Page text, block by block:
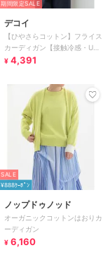
期間限定SALE
デコイ
【ひやさらコットン】フライス
カーディガン【接触冷感・UV
カット】
¥ 4,391
SALE
¥888ｸｰﾎﾟﾝ
ノップドゥノッド
オーガニックコットンはおりカ
ーディガン
¥ 6,160